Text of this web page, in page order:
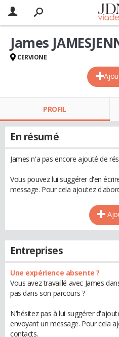
James
CERVIONE
PROFIL
En résumé
James n'a pas encore ajouté de
Vous pouvez lui suggérer d'en
message. Pour cela ajoutez
Entreprises
Une expérience absente ?
Vous avez travaillé avec James
pas dans son parcours ?
N'hésitez pas à lui suggérer
envoyant un message. Pour cela
contacts.